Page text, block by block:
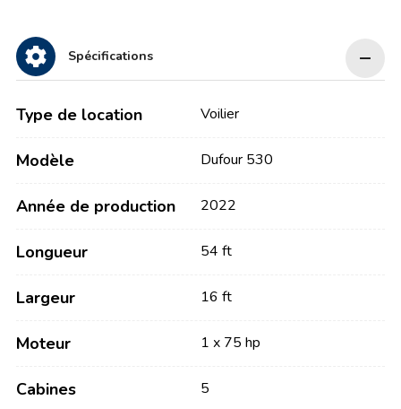
Spécifications
Type de location Voilier
Modèle Dufour 530
Année de production 2022
Longueur 54 ft
Largeur 16 ft
Moteur 1 x 75 hp
Cabines 5